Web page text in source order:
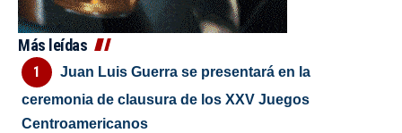
Más leídas
Juan Luis Guerra se presentará en la
ceremonia de clausura de los XXV Juegos
Centroamericanos